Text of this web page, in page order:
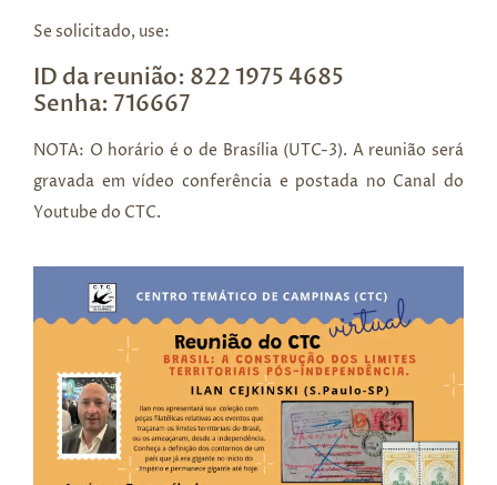
Se solicitado, use:
ID da reunião: 822 1975 4685
Senha: 716667
NOTA: O horário é o de Brasília (UTC-3). A reunião será
gravada em vídeo conferência e postada no Canal do
Youtube do CTC.